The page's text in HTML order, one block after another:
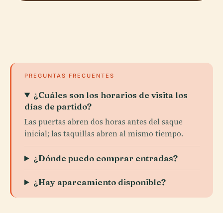
PREGUNTAS FRECUENTES
¿Cuáles son los horarios de visita los
días de partido?
Las puertas abren dos horas antes del saque
inicial; las taquillas abren al mismo tiempo.
¿Dónde puedo comprar entradas?
¿Hay aparcamiento disponible?